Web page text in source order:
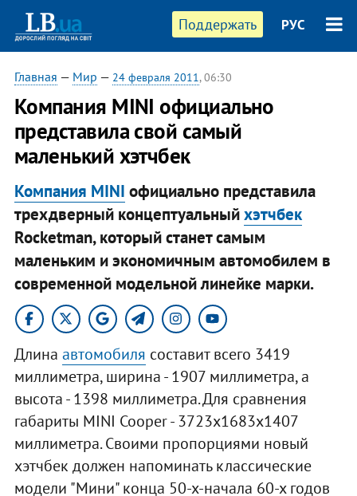
Поддержать РУС
Главная — Мир — 24 февраля 2011, 06:30
Компания MINI официально
представила свой самый
маленький хэтчбек
Компания MINI официально представила
трехдверный концептуальныйхэтчбек
Rocketman, который станет самым
маленьким и экономичным автомобилем в
современной модельной линейке марки.
Длина автомобиля составит всего 3419
миллиметра, ширина - 1907 миллиметра, а
высота - 1398 миллиметра. Для сравнения
габариты MINI Cooper - 3723х1683х1407
миллиметра. Своими пропорциями новый
хэтчбек должен напоминать классические
модели "Мини" конца 50-х-начала 60-х годов